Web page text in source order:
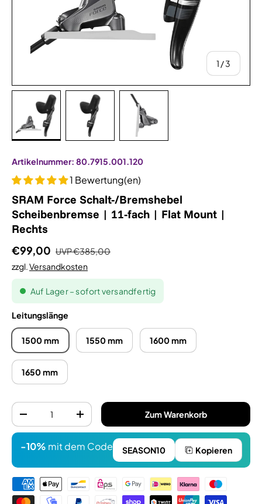
1 /von
3
Artikelnummer: 80.7915.001.120
1 Bewertung(en)
SRAM Force Schalt-/Bremshebel
Scheibenbremse | 11-fach | Flat Mount |
Rechts
€99,00 UVP€385,00
zzgl.Versandkosten
Auf Lager – sofort versandfertig
Leitungslänge
1500 mm 1550 mm 1600 mm
1650 mm
Anzahl
-
+ Zum Warenkorb
-10% mit dem Code SEASON10 Kopieren
Zahlungsmethoden